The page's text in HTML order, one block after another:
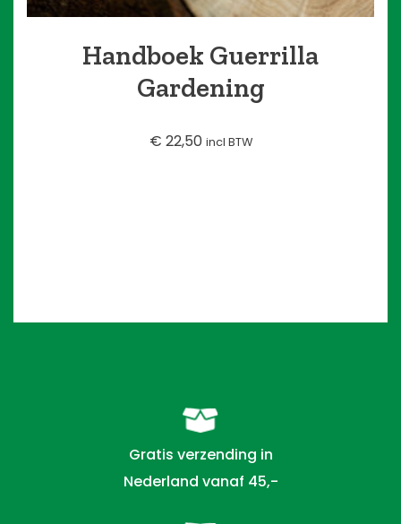
Handboek Guerrilla
Gardening
€ 22,50 incl BTW
Gratis verzending in
Nederland vanaf 45,-